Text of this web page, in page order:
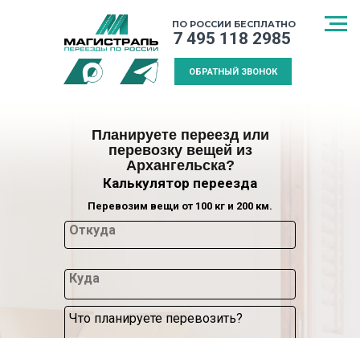
ПО РОССИИ БЕСПЛАТНО
7 495 118 2985
ОБРАТНЫЙ ЗВОНОК
Планируете переезд или
перевозку вещей из
Архангельска?
Калькулятор переезда
Откуда
Куда
Что планируете перевозить?
Перевозим вещи от 100 кг и 200 км.